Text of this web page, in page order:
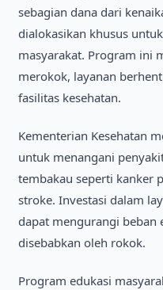
sebagian dana dari
dialokasikan khusus
masyarakat. Program ini
merokok, layanan
fasilitas kesehatan.
Kementerian Kesehatan
untuk menangani
tembakau seperti kanker
stroke. Investasi dalam
dapat mengurangi beban
disebabkan oleh rokok.
Program edukasi